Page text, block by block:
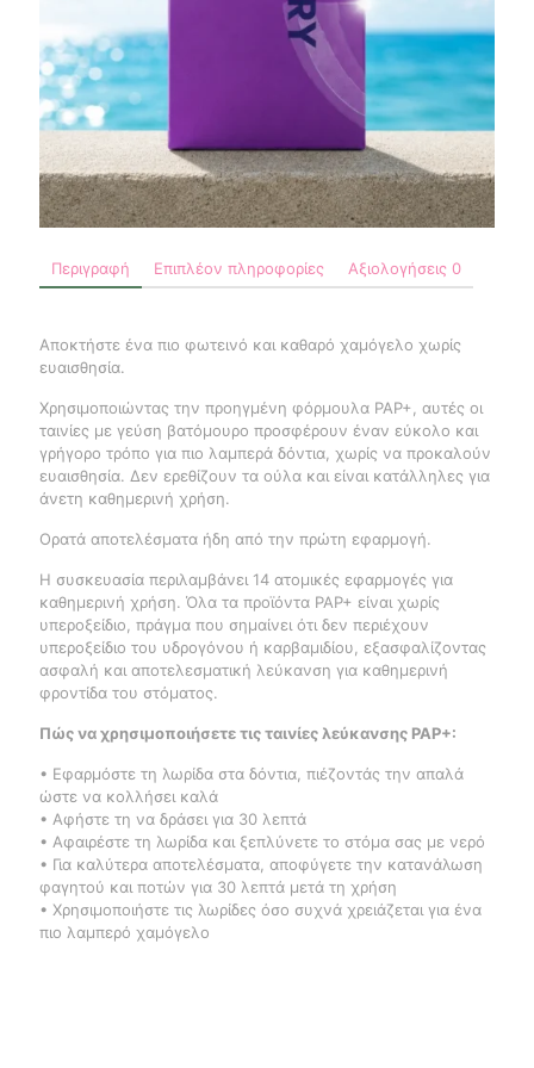
Περιγραφή Επιπλέον πληροφορίες Αξιολογήσεις 0
Αποκτήστε ένα πιο φωτεινό και καθαρό χαμόγελο χωρίς
ευαισθησία.
Χρησιμοποιώντας την προηγμένη φόρμουλα PAP+, αυτές οι
ταινίες με γεύση βατόμουρο προσφέρουν έναν εύκολο και
γρήγορο τρόπο για πιο λαμπερά δόντια, χωρίς να προκαλούν
ευαισθησία. Δεν ερεθίζουν τα ούλα και είναι κατάλληλες για
άνετη καθημερινή χρήση.
Ορατά αποτελέσματα ήδη από την πρώτη εφαρμογή.
Η συσκευασία περιλαμβάνει 14 ατομικές εφαρμογές για
καθημερινή χρήση. Όλα τα προϊόντα PAP+ είναι χωρίς
υπεροξείδιο, πράγμα που σημαίνει ότι δεν περιέχουν
υπεροξείδιο του υδρογόνου ή καρβαμιδίου, εξασφαλίζοντας
ασφαλή και αποτελεσματική λεύκανση για καθημερινή
φροντίδα του στόματος.
Πώς να χρησιμοποιήσετε τις ταινίες λεύκανσης PAP+:
• Εφαρμόστε τη λωρίδα στα δόντια, πιέζοντάς την απαλά
ώστε να κολλήσει καλά
• Αφήστε τη να δράσει για 30 λεπτά
• Αφαιρέστε τη λωρίδα και ξεπλύνετε το στόμα σας με νερό
• Για καλύτερα αποτελέσματα, αποφύγετε την κατανάλωση
φαγητού και ποτών για 30 λεπτά μετά τη χρήση
• Χρησιμοποιήστε τις λωρίδες όσο συχνά χρειάζεται για ένα
πιο λαμπερό χαμόγελο